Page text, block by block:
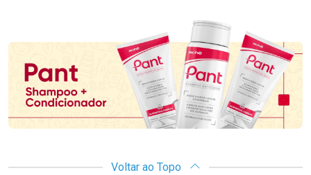
Promoção em Destaque
Voltar ao Topo